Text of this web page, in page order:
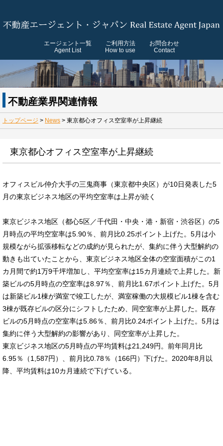
エージェント一覧
Agent List
ご利用方法
How to use
お問合わせ
Contact
不動産業界関連情報
トップページ > News > 東京都心オフィス空室率が上昇継続
東京都心オフィス空室率が上昇継続
オフィスビル仲介大手の三鬼商事（東京都中央区）が10日発表した5
月の東京ビジネス地区の平均空室率は上昇が続く
東京ビジネス地区（都心5区／千代田・中央・港・新宿・渋谷区）の5
月時点の平均空室率は5.90％、前月比0.25ポイント上げた。5月は小
規模ながら拡張移転などの成約が見られたが、集約に伴う大型解約の
動きも出ていたことから、東京ビジネス地区全体の空室面積がこの1
カ月間で約1万9千坪増加し、平均空室率は15カ月連続で上昇した。新
築ビルの5月時点の空室率は8.97％、前月比1.67ポイント上げた。5月
は新築ビル1棟が満室で竣工したが、満室稼働の大規模ビル1棟を含む
3棟が既存ビルの区分にシフトしたため、同空室率が上昇した。既存
ビルの5月時点の空室率は5.86％、前月比0.24ポイント上げた。5月は
集約に伴う大型解約の影響があり、同空室率が上昇した。
東京ビジネス地区の5月時点の平均賃料は21,249円。前年同月比
6.95％（1,587円）、前月比0.78％（166円）下げた。2020年8月以
降、平均賃料は10カ月連続で下げている。